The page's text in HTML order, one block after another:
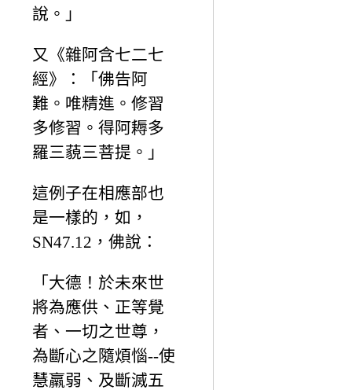
說。」
又《雜阿含七二七
經》：「佛告阿
難。唯精進。修習
多修習。得阿耨多
羅三藐三菩提。」
這例子在相應部也
是一樣的，如，
SN47.12，佛說：
「大德！於未來世
將為應供、正等覺
者、一切之世尊，
為斷心之隨煩惱--使
慧羸弱、及斷滅五